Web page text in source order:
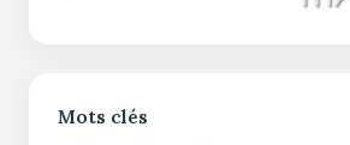
Mots clés